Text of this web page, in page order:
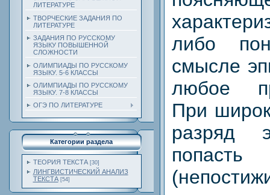
ЛИТЕРАТУРЕ
ТВОРЧЕСКИЕ ЗАДАНИЯ ПО
ЛИТЕРАТУРЕ
ЗАДАНИЯ ПО РУССКОМУ
ЯЗЫКУ ПОВЫШЕННОЙ
СЛОЖНОСТИ
ОЛИМПИАДЫ ПО РУССКОМУ
ЯЗЫКУ. 5-6 КЛАССЫ
ОЛИМПИАДЫ ПО РУССКОМУ
ЯЗЫКУ. 7-8 КЛАССЫ
ОГЭ ПО ЛИТЕРАТУРЕ
Категории раздела
ТЕОРИЯ ТЕКСТА [30]
ЛИНГВИСТИЧЕСКИЙ АНАЛИЗ
ТЕКСТА [54]
либо
смысле
любое
При
разряд